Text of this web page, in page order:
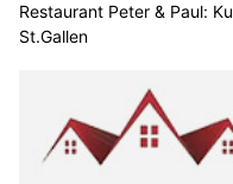
Restaurant Peter & Paul:
St.Gallen